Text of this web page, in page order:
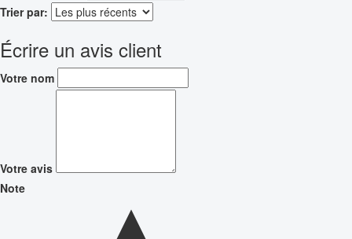
Trier par:
Écrire un avis client
Votre nom
Votre avis
Note